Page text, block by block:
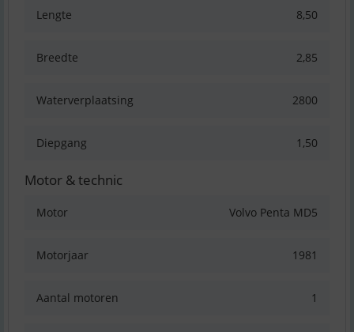
Lengte 8,50
Breedte 2,85
Waterverplaatsing 2800
Diepgang 1,50
Motor & technic
Motor Volvo Penta MD5
Motorjaar 1981
Aantal motoren 1